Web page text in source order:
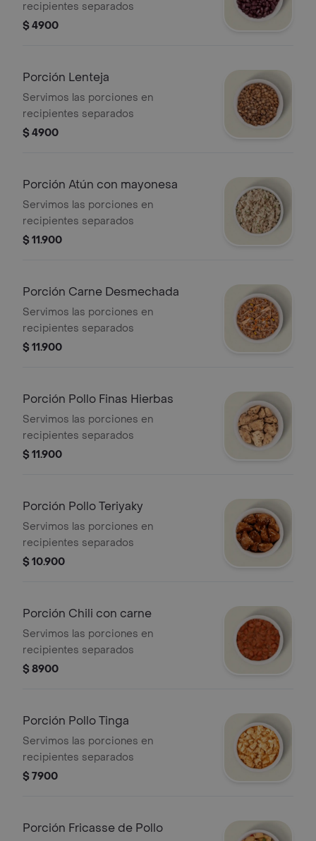
recipientes separados
$ 4900
Porción Lenteja
Servimos las porciones en
recipientes separados
$ 4900
Porción Atún con mayonesa
Servimos las porciones en
recipientes separados
$ 11.900
Porción Carne Desmechada
Servimos las porciones en
recipientes separados
$ 11.900
Porción Pollo Finas Hierbas
Servimos las porciones en
recipientes separados
$ 11.900
Porción Pollo Teriyaky
Servimos las porciones en
recipientes separados
$ 10.900
Porción Chili con carne
Servimos las porciones en
recipientes separados
$ 8900
Porción Pollo Tinga
Servimos las porciones en
recipientes separados
$ 7900
Porción Fricasse de Pollo